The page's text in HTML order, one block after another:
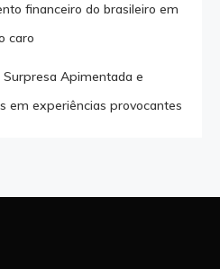
financeiro do brasileiro em
caro
Apimentada e
em experiências provocantes